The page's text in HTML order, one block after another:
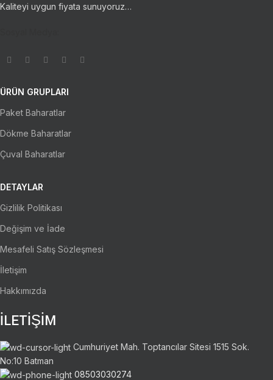
Kaliteyi uygun fiyata sunuyoruz…
ÜRÜN GRUPLARI
Paket Baharatlar
Dökme Baharatlar
Çuval Baharatlar
DETAYLAR
Gizlilik Politikası
Değişim ve İade
Mesafeli Satış Sözleşmesi
İletişim
Hakkımızda
İLETİŞİM
Cumhuriyet Mah. Toptancılar Sitesi 1515 Sok.
No:10 Batman
08503030274